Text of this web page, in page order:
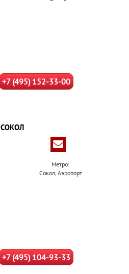
+7 (495) 152-33-00
СОКОЛ
Метро:
Сокол, Аэропорт
+7 (495) 104-93-33